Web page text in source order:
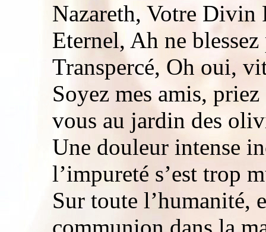
Nazareth, Votre Divin
Eternel, Ah ne
Transpercé, Oh oui,
Soyez mes amis,
vous au jardin des
Une douleur intense
l’impureté s’est trop
Sur toute l’humanité,